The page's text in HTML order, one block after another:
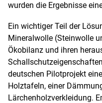
wurden die Ergebnisse
Ein wichtiger Teil der
Mineralwolle (Steinwolle
Ökobilanz und ihren
deutschen Pilotprojekt
Holztafeln, einer
Lärchenholzverkleidung.